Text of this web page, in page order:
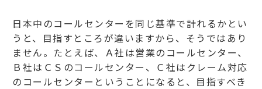
日本中のコールセンターを同じ基準で計れるかとい
うと、目指すところが違いますから、そうではあり
ません。たとえば、Ａ社は営業のコールセンター、
Ｂ社はＣＳのコールセンター、Ｃ社はクレーム対応
のコールセンターということになると、目指すべき